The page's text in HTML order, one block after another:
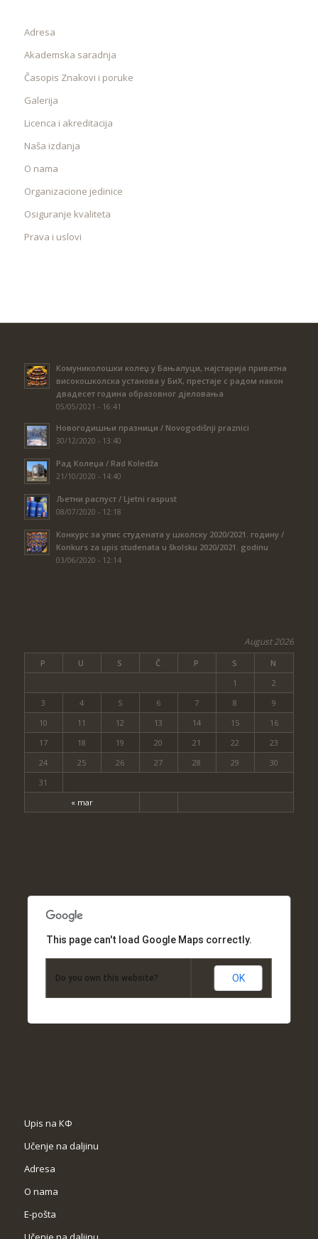
Adresa
Akademska saradnja
Časopis Znakovi i poruke
Galerija
Licenca i akreditacija
Naša izdanja
O nama
Organizacione jedinice
Osiguranje kvaliteta
Prava i uslovi
Комуниколошки колеџ у Бањалуци, најстарија приватна
високошколска установа у БиХ, престаје с радом након
двадесет година образовног дјеловања
05/05/2021 - 16:41
Новогодишњи празници / Novogodišnji praznici
30/12/2020 - 13:40
Рад Колеџа / Rad Koledža
21/10/2020 - 14:40
Љетни распуст / Ljetni raspust
08/07/2020 - 12:18
Конкурс за упис студената у школску 2020/2021. годину /
Konkurs za upis studenata u školsku 2020/2021. godinu
03/06/2020 - 12:14
August 2026
P U S Č P S N
« mar
1
2
3
4 5 6 7 8
9
10
11 12 13 14 15
16
17
18 19 20 21 22
23
24
25 26 27 28 29
30
31
This page can't load Google Maps correctly.
Do you own this website? OK
Upis na КФ
Učenje na daljinu
Adresa
O nama
Е-pošta